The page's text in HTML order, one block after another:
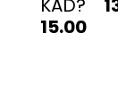
KAD?
15.00